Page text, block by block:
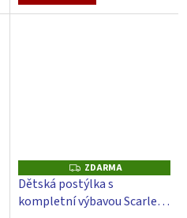
Z
D
A
R
M
ZDARMA
Dětská postýlka s
kompletní výbavou Scarlett